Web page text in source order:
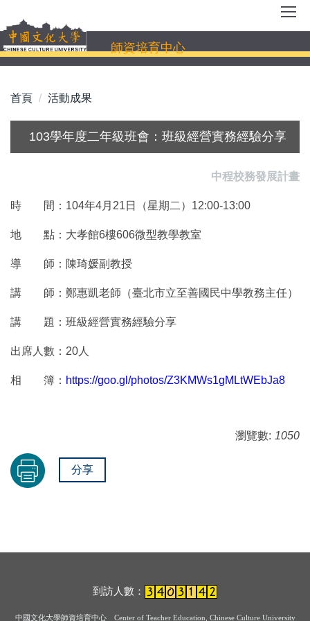
到
主
要
容
師資培育中心
首頁 活動成果
103學年度二年級班會：班級經營實務經驗分享
中程校務發展計畫
時 間：104年4月21日（星期二）12:00-13:00
地 點：大孝館6樓606微型教學教室
導 師：陳琦媛副教授
講 師：鄭惠凱老師（臺北市立至善國民中學教務主任）
講 題：班級經營實務經驗分享
出席人數：20人
相 簿： https://goo.gl/photos/Z3KMWs1gMLtWEbJa8
瀏覽數: 1050
分享
到訪人數：
中國文化大學師資培育中心 Center of Teacher Education, Chinese Culture University